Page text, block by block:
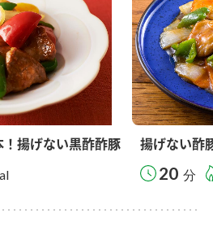
！揚げない黒酢酢豚 揚げない酢
20 分